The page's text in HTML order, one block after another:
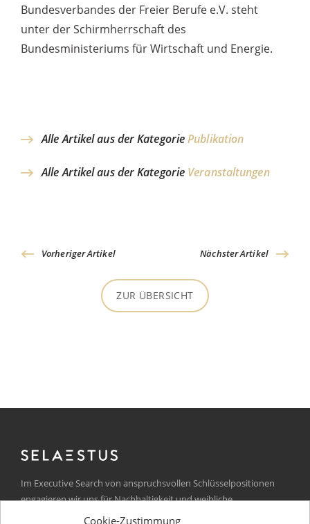
Cookie-Zustimmung
Bundesverbandes der Freier Berufe e.V. steht
unter der Schirmherrschaft des
Bundesministeriums für Wirtschaft und Energie.
Alle Artikel aus der KategoriePublikation
Alle Artikel aus der Kategorie Veranstaltungen
Vorheriger Artikel
ZUR ÜBERSICHT
Nächster Artikel
Im Executive Search von anspruchsvollen Schlüsselpositionen
engagieren wir uns für Nachhaltigkeit und weibliche
Führungskräfte.